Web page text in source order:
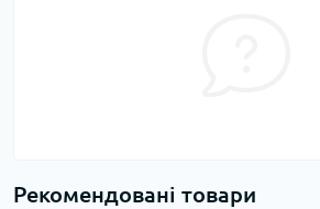
Рекомендовані товари